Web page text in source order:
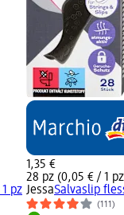
pz
1,35 €
28 pz (0,05 € / 1
JessaSalvaslip
(111)